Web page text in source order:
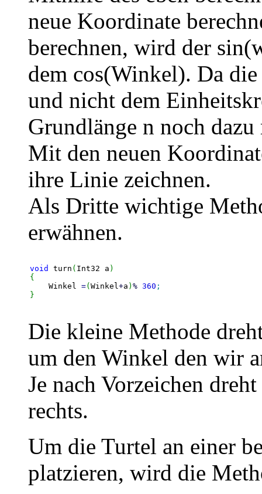
neue Koordinate
berechnen, wird der
dem cos(Winkel). Da
und nicht dem
Grundlänge n noch
Mit den neuen
ihre Linie zeichnen.
Als Dritte wichtige
erwähnen.
void turn ( Int32 a )
{
    Winkel
=(Winkel +a ) % 360 ;
}
Die kleine Methode
um den Winkel den wir
Je nach Vorzeichen
rechts.
Um die Turtel an einer
platzieren, wird die